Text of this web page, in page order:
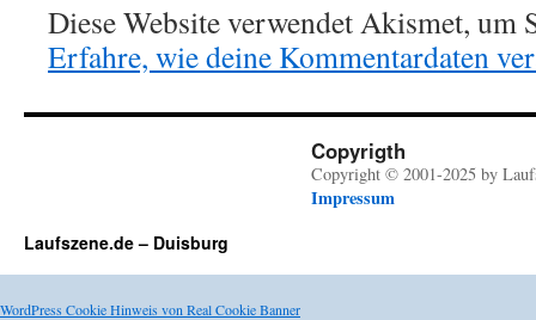
Diese Website verwendet Akismet, um
Erfahre, wie deine Kommentardaten
Copyrigth
Copyright © 2001-2025 by
Impressum
Laufszene.de – Duisburg
WordPress Cookie Hinweis von Real Cookie Banner